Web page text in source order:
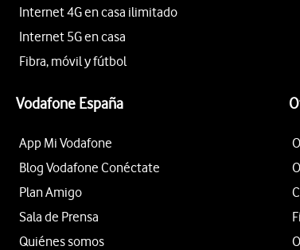
Internet 4G en casa ilimitado
Internet 5G en casa
Fibra, móvil y fútbol
Vodafone España
App Mi Vodafone
Blog Vodafone Conéctate
Plan Amigo
Sala de Prensa
Quiénes somos